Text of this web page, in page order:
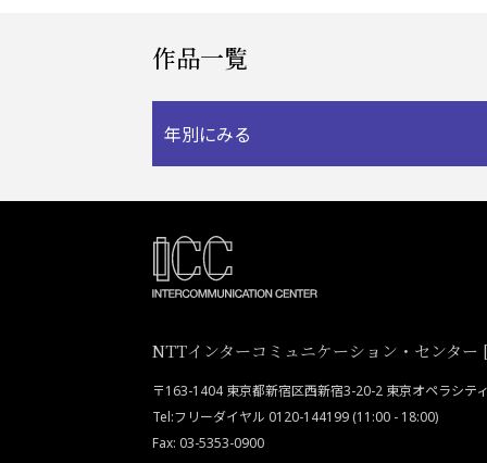
作品一覧
年別にみる
NTTインターコミュニケーション・センター
〒163-1404 東京都新宿区西新宿3-20-2 東京オペラシテ
Tel:フリーダイヤル 0120-144199 (11:00 - 18:00)
Fax: 03-5353-0900